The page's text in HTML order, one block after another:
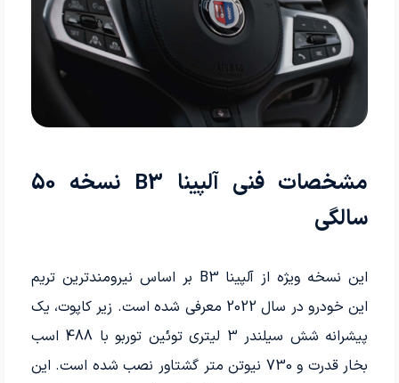
مشخصات فنی آلپینا B3 نسخه 50
سالگی
این نسخه ویژه از آلپینا B3 بر اساس نیرومندترین تریم
این خودرو در سال 2022 معرفی شده است. زیر کاپوت، یک
پیشرانه شش سیلندر 3 لیتری توئین توربو با 488 اسب
بخار قدرت و 730 نیوتن متر گشتاور نصب شده است. این